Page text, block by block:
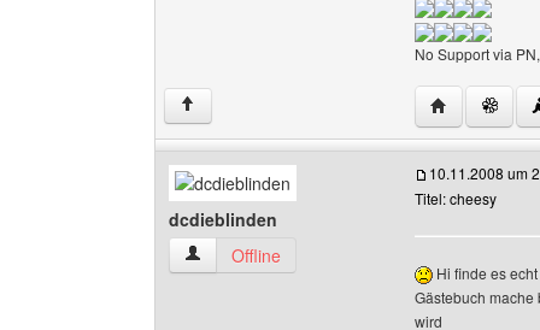
No Support via
↑ Website
dcdieblinden
dcdieblinden Benutzer-Profile anzeigen
Offline
10.11.2008 um
Titel: cheesy
Hi finde es
Gästebuch mache
wird